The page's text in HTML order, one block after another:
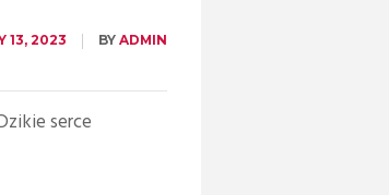
13, 2023 BY ADMIN
serce